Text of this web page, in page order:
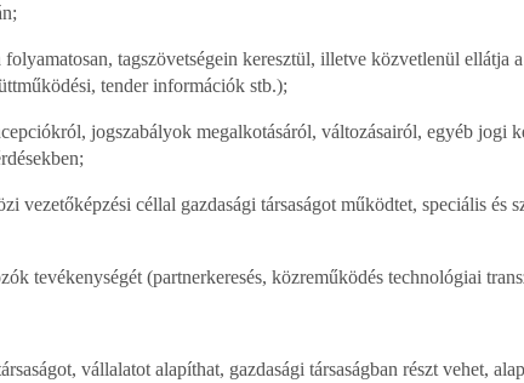
tagszövetségein keresztül, illetve közvetlenül ellátja
tender információk stb.);
jogszabályok megalkotásáról, változásairól, egyéb jogi
vezetőképzési céllal gazdasági társaságot működtet, speciális és
tevékenységét (partnerkeresés, közreműködés technológiai
vállalatot alapíthat, gazdasági társaságban részt vehet,